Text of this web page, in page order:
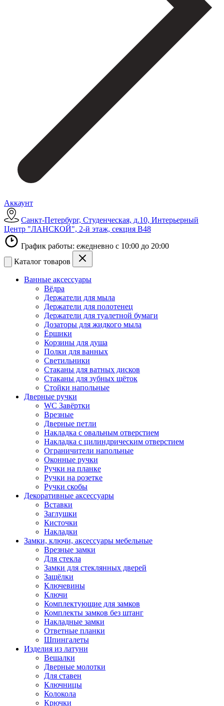
Аккаунт
Санкт-Петербург, Студенческая, д.10, Интерьерный
Центр "ЛАНСКОЙ", 2-й этаж, секция В48
График работы: ежедневно с 10:00 до 20:00
Каталог товаров
Ванные аксессуары
Вёдра
Держатели для мыла
Держатели для полотенец
Держатели для туалетной бумаги
Дозаторы для жидкого мыла
Ёршики
Корзины для душа
Полки для ванных
Светильники
Стаканы для ватных дисков
Стаканы для зубных щёток
Стойки напольные
Дверные ручки
WC Завёртки
Врезные
Дверные петли
Накладка с овальным отверстием
Накладка с цилиндрическим отверстием
Ограничители напольные
Оконные ручки
Ручки на планке
Ручки на розетке
Ручки скобы
Декоративные аксессуары
Вставки
Заглушки
Кисточки
Накладки
Замки, ключи, аксессуары мебельные
Врезные замки
Для стекла
Замки для стеклянных дверей
Защёлки
Ключевины
Ключи
Комплектующие для замков
Комплекты замков без штанг
Накладные замки
Ответные планки
Шпингалеты
Изделия из латуни
Вешалки
Дверные молотки
Для ставен
Ключницы
Колокола
Крючки